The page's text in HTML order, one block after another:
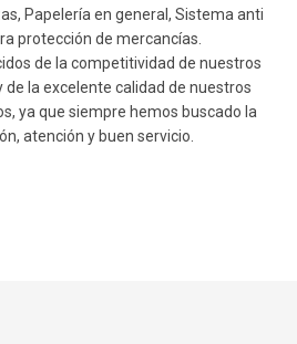
Papelería en general, Sistema anti
protección de mercancías.
de la competitividad de nuestros
de la excelente calidad de nuestros
ya que siempre hemos buscado la
atención y buen servicio.